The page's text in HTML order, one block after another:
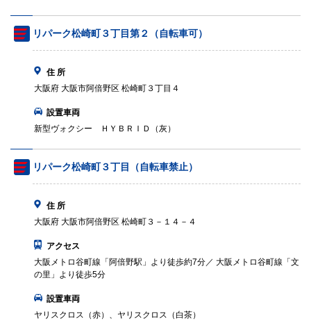
リパーク松崎町３丁目第２（自転車可）
住 所
大阪府 大阪市阿倍野区 松崎町３丁目４
設置車両
新型ヴォクシー ＨＹＢＲＩＤ（灰）
リパーク松崎町３丁目（自転車禁止）
住 所
大阪府 大阪市阿倍野区 松崎町３－１４－４
アクセス
大阪メトロ谷町線「阿倍野駅」より徒歩約7分／ 大阪メトロ谷町線「文
の里」より徒歩5分
設置車両
ヤリスクロス（赤）、ヤリスクロス（白茶）